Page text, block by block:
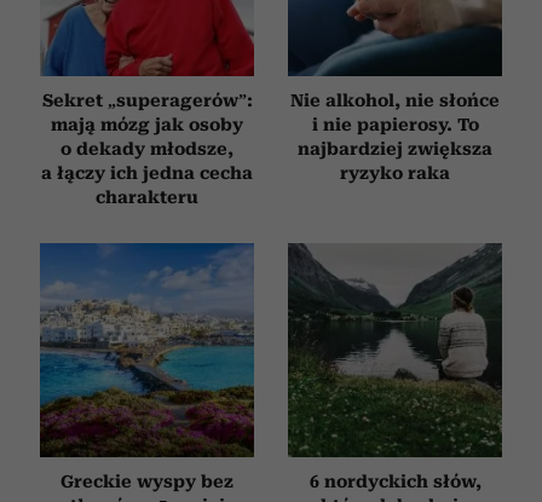
Sekret „superagerów”:
mają mózg jak osoby
o dekady młodsze,
a łączy ich jedna cecha
charakteru
Nie alkohol, nie słońce
i nie papierosy. To
najbardziej zwiększa
ryzyko raka
Greckie wyspy bez
6 nordyckich słów,